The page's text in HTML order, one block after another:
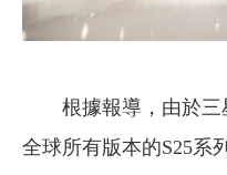
根據報導，由於
全球所有版本的S25系